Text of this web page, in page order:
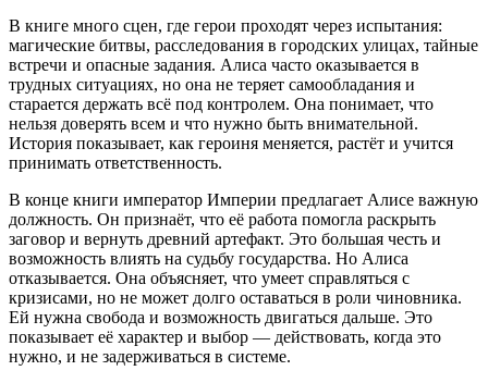
В книге много сцен, где герои проходят через испытания:
магические битвы, расследования в городских улицах, тайные
встречи и опасные задания. Алиса часто оказывается в
трудных ситуациях, но она не теряет самообладания и
старается держать всё под контролем. Она понимает, что
нельзя доверять всем и что нужно быть внимательной.
История показывает, как героиня меняется, растёт и учится
принимать ответственность.
В конце книги император Империи предлагает Алисе важную
должность. Он признаёт, что её работа помогла раскрыть
заговор и вернуть древний артефакт. Это большая честь и
возможность влиять на судьбу государства. Но Алиса
отказывается. Она объясняет, что умеет справляться с
кризисами, но не может долго оставаться в роли чиновника.
Ей нужна свобода и возможность двигаться дальше. Это
показывает её характер и выбор — действовать, когда это
нужно, и не задерживаться в системе.